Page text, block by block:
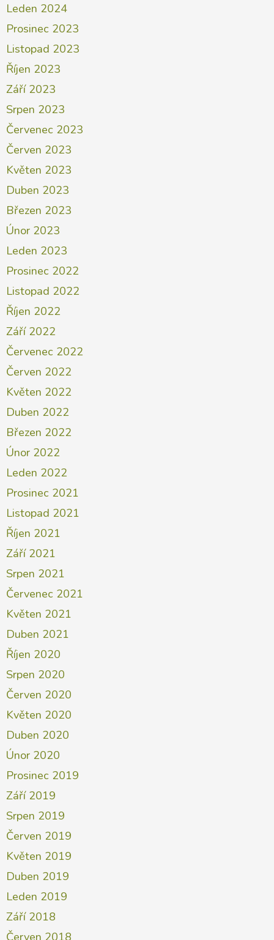
Leden 2024
Prosinec 2023
Listopad 2023
Říjen 2023
Září 2023
Srpen 2023
Červenec 2023
Červen 2023
Květen 2023
Duben 2023
Březen 2023
Únor 2023
Leden 2023
Prosinec 2022
Listopad 2022
Říjen 2022
Září 2022
Červenec 2022
Červen 2022
Květen 2022
Duben 2022
Březen 2022
Únor 2022
Leden 2022
Prosinec 2021
Listopad 2021
Říjen 2021
Září 2021
Srpen 2021
Červenec 2021
Květen 2021
Duben 2021
Říjen 2020
Srpen 2020
Červen 2020
Květen 2020
Duben 2020
Únor 2020
Prosinec 2019
Září 2019
Srpen 2019
Červen 2019
Květen 2019
Duben 2019
Leden 2019
Září 2018
Červen 2018